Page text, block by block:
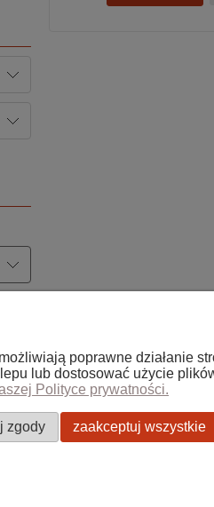
Moje konto
Twoje zamówienia
Ustawienia konta
poprawne działanie
lub dostosować użycie
Polityce prywatności.
zgody zaakceptuj wszystkie